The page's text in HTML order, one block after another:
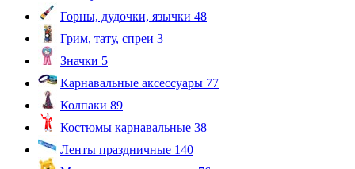
Горны, дудочки, язычки 48
Грим, тату, спреи 3
Значки 5
Карнавальные аксессуары 77
Колпаки 89
Костюмы карнавальные 38
Ленты праздничные 140